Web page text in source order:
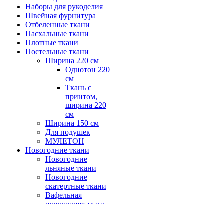
Наборы для рукоделия
Швейная фурнитура
Отбеленные ткани
Пасхальные ткани
Плотные ткани
Постельные ткани
Ширина 220 см
Однотон 220
см
Ткань с
принтом,
ширина 220
см
Ширина 150 см
Для подушек
МУЛЕТОН
Новогодние ткани
Новогодние
льняные ткани
Новогодние
скатертные ткани
Вафельная